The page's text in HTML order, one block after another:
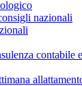
nazionali
contabile